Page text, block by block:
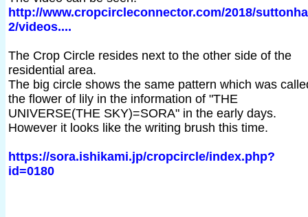
http://www.cropcircleconnector.com/2018/
2/videos....
The Crop Circle resides next to the other side of the
residential area.
The big circle shows the same pattern which was
the flower of lily in the information of "THE
UNIVERSE(THE SKY)=SORA" in the early days.
However it looks like the writing brush this time.
https://sora.ishikami.jp/cropcircle/index.php?
id=0180